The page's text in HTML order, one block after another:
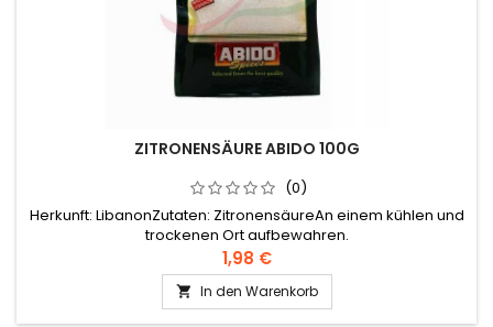
ZITRONENSÄURE ABIDO 100G
(0)
Herkunft: LibanonZutaten: ZitronensäureAn einem kühlen und
trockenen Ort aufbewahren.
1,98 €
 In den Warenkorb